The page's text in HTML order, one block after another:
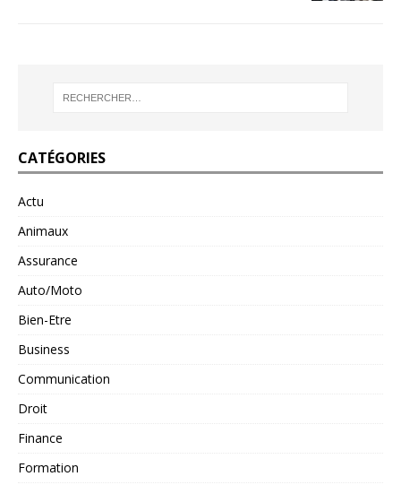
CATÉGORIES
Actu
Animaux
Assurance
Auto/Moto
Bien-Etre
Business
Communication
Droit
Finance
Formation